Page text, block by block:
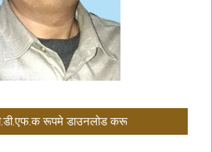
रूपमे डाउनलोड करू